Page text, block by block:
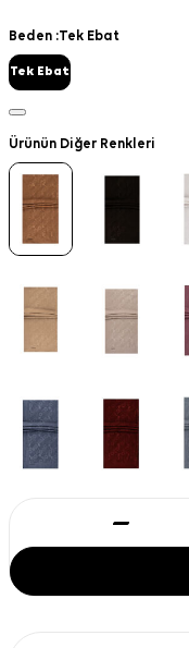
Beden :Tek Ebat
Tek Ebat
Ürünün Diğer Renkleri